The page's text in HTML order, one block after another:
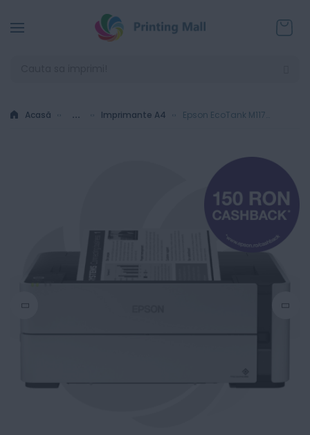
Acasă ... Imprimante A4